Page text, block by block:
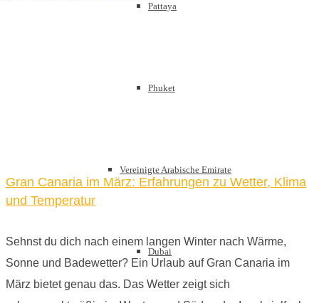
Pattaya
Phuket
Vereinigte Arabische Emirate
Dubai
Gran Canaria im März: Erfahrungen zu Wetter, Klima
und Temperatur
Sehnst du dich nach einem langen Winter nach Wärme,
Sonne und Badewetter? Ein Urlaub auf Gran Canaria im
März bietet genau das. Das Wetter zeigt sich